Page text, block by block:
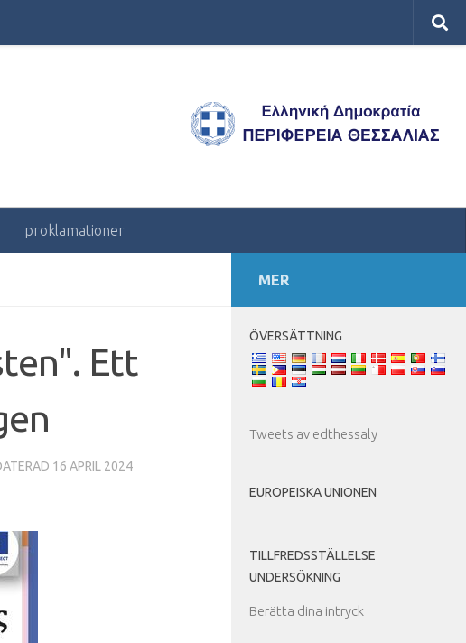
proklamationer
Ett
16 APRIL 2024
MER
ÖVERSÄTTNING
Tweets av edthessaly
EUROPEISKA UNIONEN
TILLFREDSSTÄLLELSE
UNDERSÖKNING
Berätta dina intryck